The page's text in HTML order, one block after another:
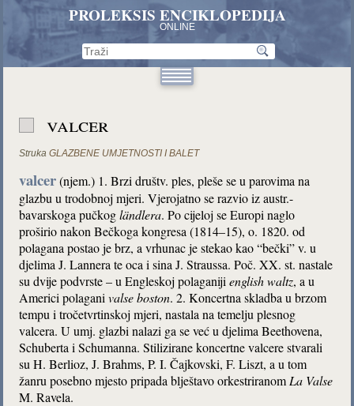
PROLEKSIS ENCIKLOPEDIJA
ONLINE
valcer
Struka GLAZBENE UMJETNOSTI I BALET
valcer(njem.) 1. Brzi društv. ples, pleše se u parovima na
glazbu u trodobnoj mjeri. Vjerojatno se razvio iz austr.-
bavarskoga pučkogländlera. Po cijeloj se Europi naglo
proširio nakon Bečkoga kongresa (1814–15), o. 1820. od
polagana postao je brz, a vrhunac je stekao kao “bečki” v. u
djelima J. Lannera te oca i sina J. Straussa. Poč. XX. st. nastale
su dvije podvrste – u Engleskoj polaganijienglish waltz, a u
Americi polaganivalse boston. 2. Koncertna skladba u brzom
tempu i tročetvrtinskoj mjeri, nastala na temelju plesnog
valcera. U umj. glazbi nalazi ga se već u djelima Beethovena,
Schuberta i Schumanna. Stilizirane koncertne valcere stvarali
su H. Berlioz, J. Brahms, P. I. Čajkovski, F. Liszt, a u tom
žanru posebno mjesto pripada blještavo orkestriranom La Valse
M. Ravela.